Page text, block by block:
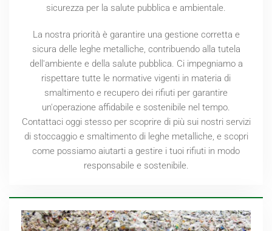
sicurezza per la salute pubblica e ambientale.
La nostra priorità è garantire una gestione corretta e
sicura delle leghe metalliche, contribuendo alla tutela
dell'ambiente e della salute pubblica. Ci impegniamo a
rispettare tutte le normative vigenti in materia di
smaltimento e recupero dei rifiuti per garantire
un'operazione affidabile e sostenibile nel tempo.
Contattaci oggi stesso per scoprire di più sui nostri servizi
di stoccaggio e smaltimento di leghe metalliche, e scopri
come possiamo aiutarti a gestire i tuoi rifiuti in modo
responsabile e sostenibile.